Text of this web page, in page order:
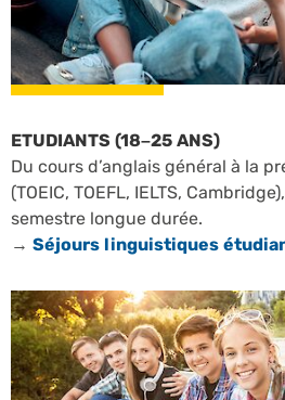
ETUDIANTS (18–25 ANS)
Du cours d’anglais général à la
(TOEIC, TOEFL, IELTS,
semestre longue durée.
→ Séjours linguistiques